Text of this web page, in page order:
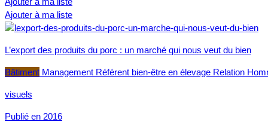
Ajouter à ma liste
L’export des produits du porc : un marché qui nous veut du bien
Bâtiment Management Référent bien-être en élevage Relation
visuels
Publié en 2016